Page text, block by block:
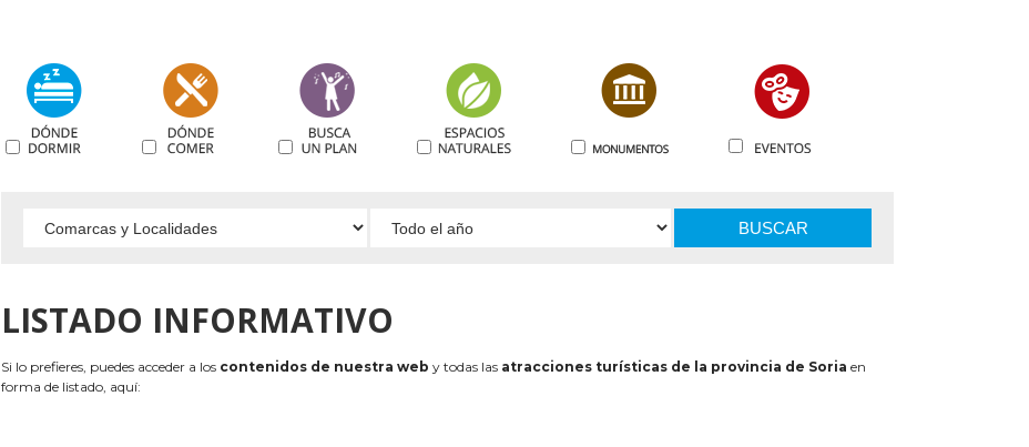
BUSCAR
LISTADO INFORMATIVO
Si lo prefieres, puedes acceder a los contenidos de nuestra web y todas las atracciones turísticas de la provincia de Soria en
forma de listado, aquí: